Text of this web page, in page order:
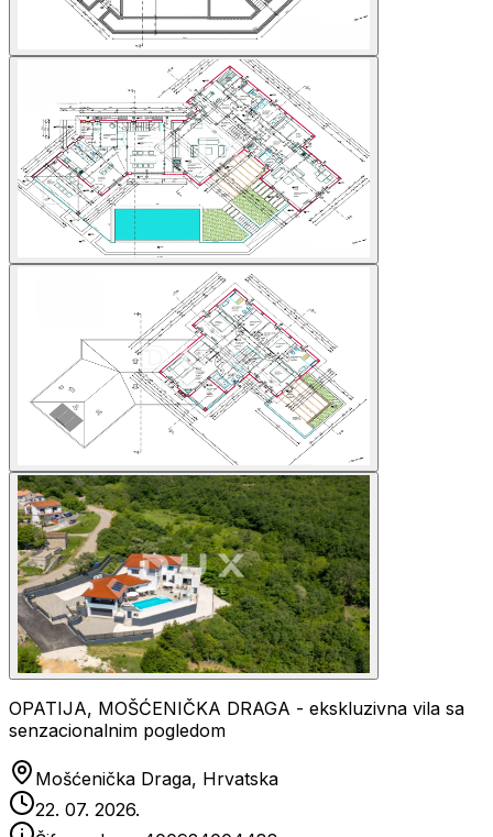
OPATIJA, MOŠĆENIČKA DRAGA - ekskluzivna vila sa
senzacionalnim pogledom
Mošćenička Draga, Hrvatska
22. 07. 2026.